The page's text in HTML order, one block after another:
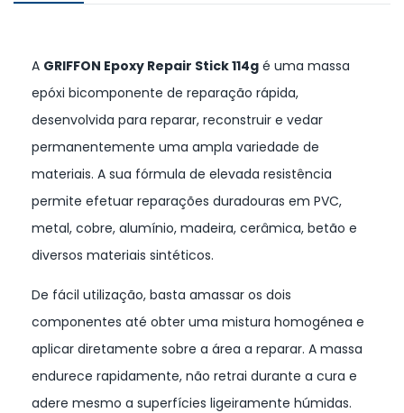
A GRIFFON Epoxy Repair Stick 114g é uma massa
epóxi bicomponente de reparação rápida,
desenvolvida para reparar, reconstruir e vedar
permanentemente uma ampla variedade de
materiais. A sua fórmula de elevada resistência
permite efetuar reparações duradouras em PVC,
metal, cobre, alumínio, madeira, cerâmica, betão e
diversos materiais sintéticos.
De fácil utilização, basta amassar os dois
componentes até obter uma mistura homogénea e
aplicar diretamente sobre a área a reparar. A massa
endurece rapidamente, não retrai durante a cura e
adere mesmo a superfícies ligeiramente húmidas.